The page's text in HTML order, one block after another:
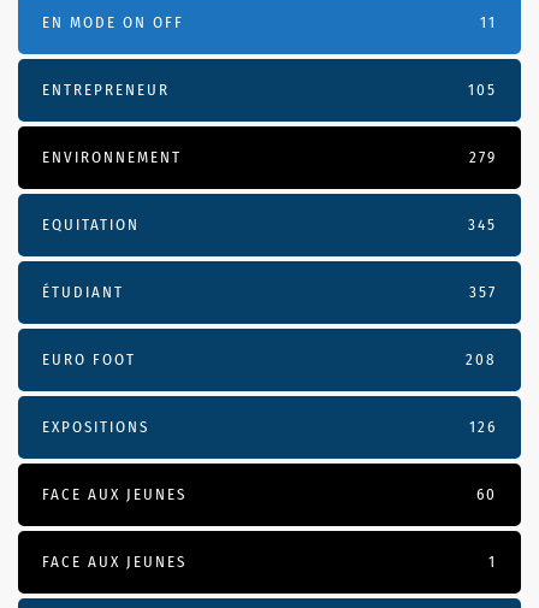
EN MODE ON OFF 11
ENTREPRENEUR 105
ENVIRONNEMENT 279
EQUITATION 345
ÉTUDIANT 357
EURO FOOT 208
EXPOSITIONS 126
FACE AUX JEUNES 60
FACE AUX JEUNES 1